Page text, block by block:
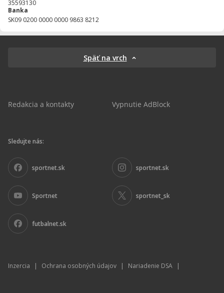
35593130
Banka
SK09 0200 0000 0000 9863 8212
Späť na vrch
Redakcia a kontakty Vypnutie AdBlock
Sledujte nás:
sportnet.sk sportnet.sk
Sportnet sportnet_sk
futbalnet.sk
Inzercia | Ochrana osobných údajov | Nariadenie DSA |